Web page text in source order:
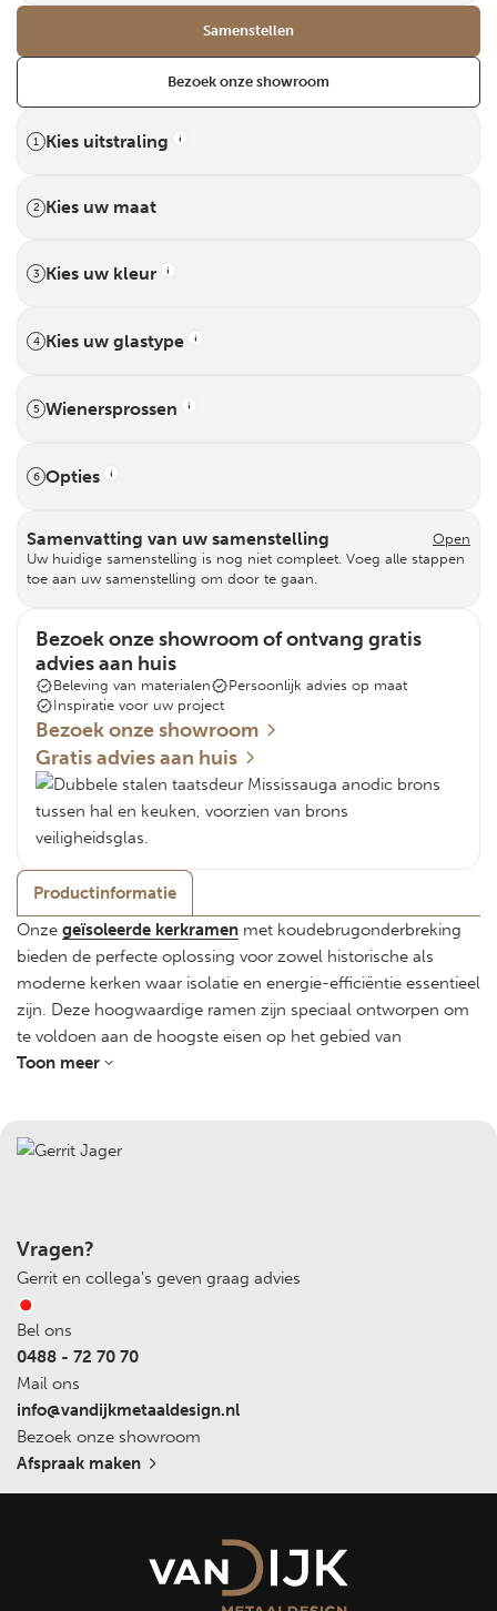
Samenstellen
Bezoek onze showroom
1 Kies uitstraling
2 Kies uw maat
3 Kies uw kleur
4 Kies uw glastype
5 Wienersprossen
6 Opties
Samenvatting van uw samenstelling
Open
Uw huidige samenstelling is nog niet compleet. Voeg alle stappen
toe aan uw samenstelling om door te gaan.
Bezoek onze showroom of ontvang gratis
advies aan huis
Beleving van materialen
Persoonlijk advies op maat
Inspiratie voor uw project
Bezoek onze showroom
Gratis advies aan huis
Productinformatie
Onze geïsoleerde kerkramen met koudebrugonderbreking
bieden de perfecte oplossing voor zowel historische als
moderne kerken waar isolatie en energie-efficiëntie essentieel
zijn. Deze hoogwaardige ramen zijn speciaal ontworpen om
te voldoen aan de hoogste eisen op het gebied van
thermische isolatie, zonder concessies te doen aan de
Voordelen van geïsoleerde stalramen met
koudebrugonderbrekingstechnologie minimaliseren
onze ramen warmteverlies en zorgen ze voor een
uitstekende thermische isolatie. Dit helpt niet alleen om
binnenomgeving te handhaven, ongeacht de
Duurzaam en onderhoudsarm:
hoogwaardig staal, zijn onze kerkramen duurzaam,
bestand tegen extreme weersomstandigheden en
product verlengt.
Authentiek en stijlvol ontwerp:Onze geïsoleerde
Toon meer
Vragen?
Gerrit en collega's geven graag advies
Bel ons
0488 - 72 70 70
Mail ons
info@vandijkmetaaldesign.nl
Bezoek onze showroom
Afspraak maken